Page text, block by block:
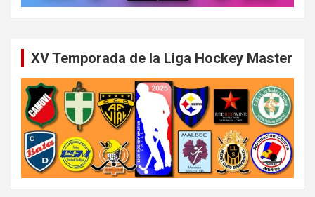
XV Temporada de la Liga Hockey Master